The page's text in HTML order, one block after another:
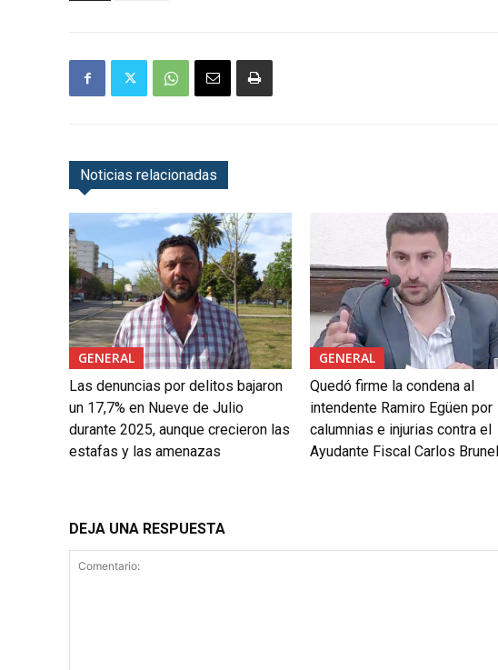
Noticias relacionadas
GENERAL
Las denuncias por delitos bajaron
un 17,7% en Nueve de Julio
durante 2025, aunque crecieron las
estafas y las amenazas
GENERAL
Quedó firme la condena al
intendente Ramiro Egüen por
calumnias e injurias contra el
Ayudante Fiscal Carlos
DEJA UNA RESPUESTA